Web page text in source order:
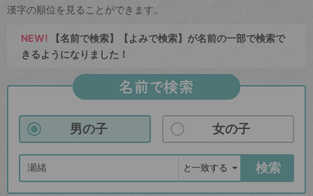
漢字の順位を見ることができます。
NEW! 【名前で検索】【よみで検索】が名前の一部で検索で
きるようになりました！
名前で検索
男の子 女の子
検索